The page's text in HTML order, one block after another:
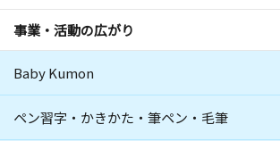
事業・活動の広がり
Baby Kumon
ペン習字・かきかた・筆ペン・毛筆